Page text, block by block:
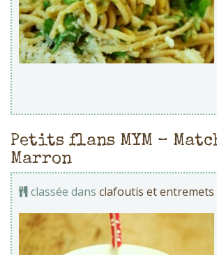
Petits flans MYM –
Marron
classée dans clafoutis et entremets